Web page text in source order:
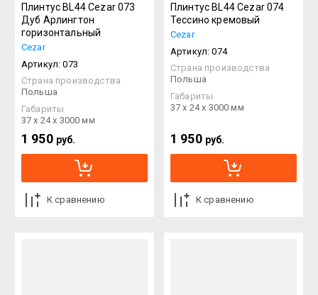
Плинтус BL44 Cezar 073
Дуб Арлингтон
горизонтальный
Cezar
Артикул: 073
Страна производства
Польша
Габариты
37 х 24 х 3000 мм
1 950 руб.
К сравнению
Плинтус BL44 Cezar 074
Тессино кремовый
Cezar
Артикул: 074
Страна производства
Польша
Габариты
37 х 24 х 3000 мм
1 950 руб.
К сравнению